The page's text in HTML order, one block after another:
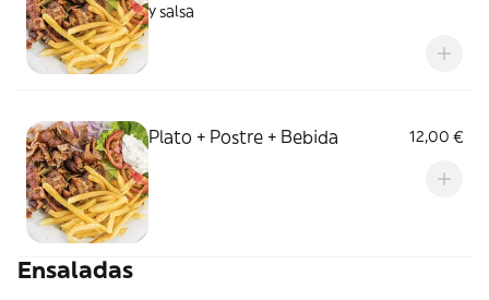
y salsa
Plato + Postre + Bebida 12,00 €
Ensaladas